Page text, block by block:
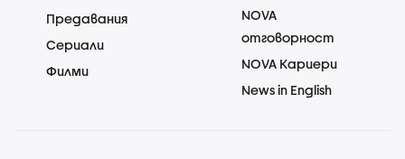
Предавания
Сериали
Филми
NOVA
отговорност
NOVA Кариери
News in English